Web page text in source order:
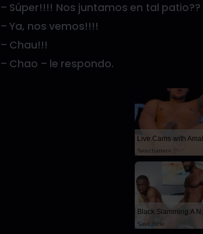
– Súper!!!! Nos juntamos en tal patio??
– Ya, nos vemos!!!!
– Chau!!!
– Chao – le respondo.
Sexchatters
SayUncle